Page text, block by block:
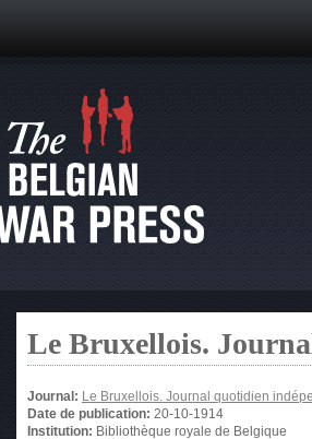
Le Bruxellois.
Journal: Le Bruxellois. Journal quotidien
Date de publication: 20-10-1914
Institution: Bibliothèque royale de Belgique